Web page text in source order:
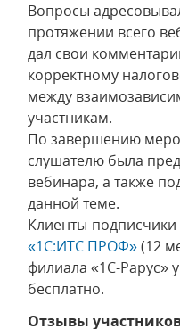
Вопросы
протяжении всего
дал свои
корректному
между
участникам.
По завершению
слушателю была
вебинара, а также
данной теме.
Клиенты-подписчики
«1С:ИТС ПРОФ»(12
филиала «1С-Рарус»
бесплатно.
Отзывы